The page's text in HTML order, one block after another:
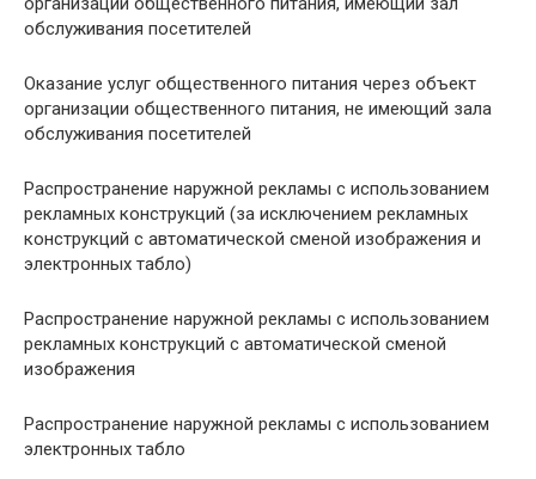
обслуживания посетителей
Оказание услуг общественного питания через объект
организации общественного питания, не имеющий зала
обслуживания посетителей
Распространение наружной рекламы с использованием
рекламных конструкций (за исключением рекламных
конструкций с автоматической сменой изображения и
электронных табло)
Распространение наружной рекламы с использованием
рекламных конструкций с автоматической сменой
изображения
Распространение наружной рекламы с использованием
электронных табло